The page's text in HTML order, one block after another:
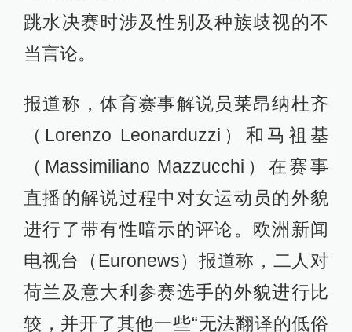
跳水决赛时涉及性别及种族歧视的不
当言论。
报道称，体育赛事解说员莱昂纳杜齐
（Lorenzo Leonarduzzi）和马祖基
（Massimiliano Mazzucchi）在赛事
直播的解说过程中对女运动员的外貌
进行了带有性暗示的评论。欧洲新闻
电视台（Euronews）报道称，二人对
荷兰及意大利参赛选手的外貌进行比
较，并开了其他一些“无法翻译的低俗